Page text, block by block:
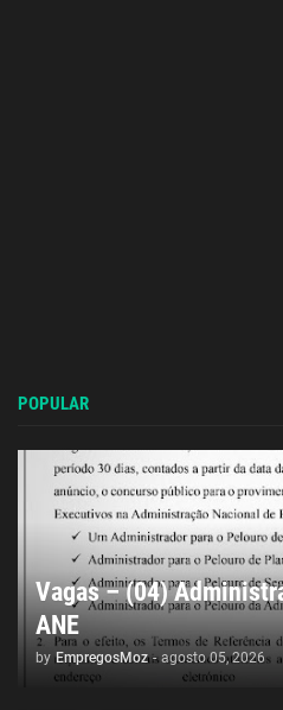
POPULAR
Vagas – (04)
ANE
by EmpregosMoz - agosto 05, 2026